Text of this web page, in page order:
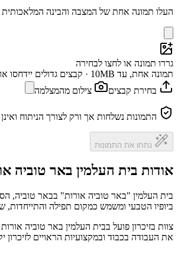
העלו תמונה אחת של המצבה והבינה
גררו תמונה או לחצו לבחירה
תמונה אחת, עד 10MB · קבצים גדולים יידחסו אוטומטית
בחירת קבצים
צילום מהמצלמה
התמונות נשלחות אך ורק לצורך הניתוח
נתחו את התמונות
אודות בית העלמין באר טוביה
בית העלמין "באר טוביה אורות" בבאר טוביה,
ביופיו הטבעי ומשמש כמקום תפילה והתייחדות,
צוות בזיכרון פועל בבית העלמין באר טוביה
את העבודה בכבוד ובמקצועיות הראויים לזיכרון